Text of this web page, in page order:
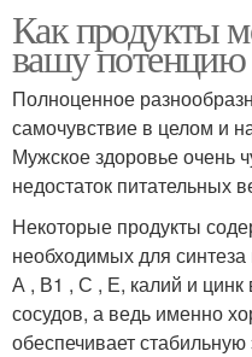
Как продукты
вашу потенцию
Полноценное
самочувствие в целом и
Мужское здоровье очень
недостаток питательных
Некоторые продукты
необходимых для
А , В1 , С , Е, калий и цинк
сосудов, а ведь именно
обеспечивает